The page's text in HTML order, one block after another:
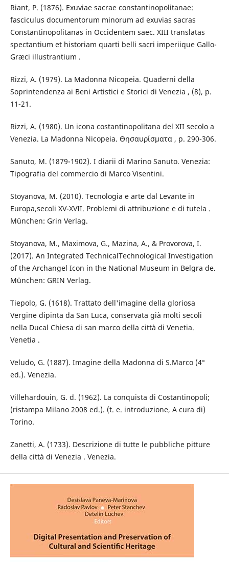
Riant, P. (1876). Exuviae sacrae constantinopolitanae:
fasciculus documentorum minorum ad exuvias sacras
Constantinopolitanas in Occidentem saec. XIII translatas
spectantium et historiam quarti belli sacri imperiique Gallo-
Græci illustrantium .
Rizzi, A. (1979). La Madonna Nicopeia. Quaderni della
Soprintendenza ai Beni Artistici e Storici di Venezia , (8), p.
11-21.
Rizzi, A. (1980). Un icona costantinopolitana del XII secolo a
Venezia. La Madonna Nicopeia. Θησαυρίσματα , p. 290-306.
Sanuto, M. (1879-1902). I diarii di Marino Sanuto. Venezia:
Tipografia del commercio di Marco Visentini.
Stoyanova, M. (2010). Tecnologia e arte dal Levante in
Europa,secoli XV-XVII. Problemi di attribuzione e di tutela .
München: Grin Verlag.
Stoyanova, M., Maximova, G., Mazina, A., & Provorova, I.
(2017). An Integrated TechnicalTechnological Investigation
of the Archangel Icon in the National Museum in Belgra de.
München: GRIN Verlag.
Tiepolo, G. (1618). Trattato dell'imagine della gloriosa
Vergine dipinta da San Luca, conservata già molti secoli
nella Ducal Chiesa di san marco della città di Venetia.
Venetia .
Veludo, G. (1887). Imagine della Madonna di S.Marco (4°
ed.). Venezia.
Villehardouin, G. d. (1962). La conquista di Costantinopoli;
(ristampa Milano 2008 ed.). (t. e. introduzione, A cura di)
Torino.
Zanetti, A. (1733). Descrizione di tutte le pubbliche pitture
della città di Venezia . Venezia.